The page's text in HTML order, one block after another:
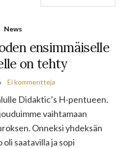
News
ensimmäiselle
on tehty
Ei kommentteja
Didaktic’s H-pentueen.
vaihtamaan
Onneksi yhdeksän
saatavilla ja sopi